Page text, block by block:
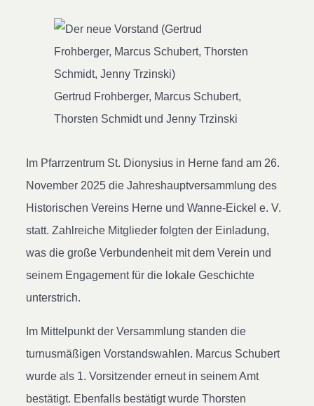
Gertrud Frohberger, Marcus Schubert,
Thorsten Schmidt und Jenny Trzinski
Im Pfarrzentrum St. Dionysius in Herne fand am 26.
November 2025 die Jahreshauptversammlung des
Historischen Vereins Herne und Wanne-Eickel e. V.
statt. Zahlreiche Mitglieder folgten der Einladung,
was die große Verbundenheit mit dem Verein und
seinem Engagement für die lokale Geschichte
unterstrich.
Im Mittelpunkt der Versammlung standen die
turnusmäßigen Vorstandswahlen. Marcus Schubert
wurde als 1. Vorsitzender erneut in seinem Amt
bestätigt. Ebenfalls bestätigt wurde Thorsten